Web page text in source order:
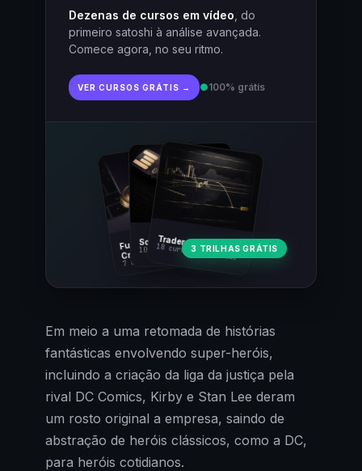
Dezenas de cursos em vídeo , do
primeiro satoshi à análise avançada.
Comece agora, no seu ritmo.
VER CURSOS GRÁTIS → ●100% grátis
Fundamentos
Cripto
7 cursos · 31 aulas
Trader Cripto
18 cursos · 80 aulas
Soberania Bitcoin
10 cursos · 44 aulas3 TRILHAS GRÁTIS
Em meio a uma retomada de histórias
fantásticas envolvendo super-heróis,
incluindo a criação da liga da justiça pela
rival DC Comics, Kirby e Stan Lee deram
um rosto original a empresa, saindo de
abstração de heróis clássicos, como a DC,
para heróis cotidianos.